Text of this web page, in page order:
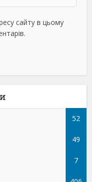
сайту в цьому
52
49
7